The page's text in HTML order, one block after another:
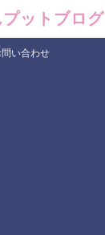
ットブログ
問い合わせ